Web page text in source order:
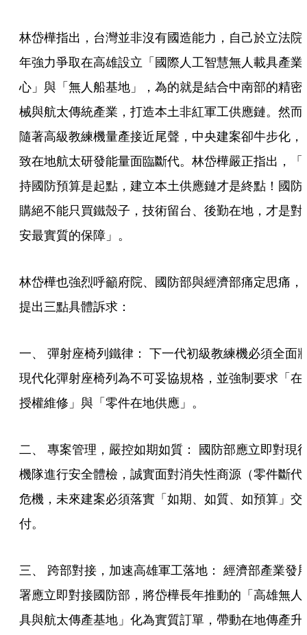
林岱樺指出，台灣並非沒有國造能力，自己於立法院
年強力爭取在高雄設立「國際人工智慧無人載具產業
心」與「無人船基地」，為的就是結合中南部的精密
械與航太傳統產業，打造本土非紅軍工供應鏈。然而
隨著高級教練機量產接近尾聲，中央建案卻牛步化，
致在地航太研發能量面臨斷代。林岱樺嚴正指出，「
持國防預算是起點，建立本土供應鏈才是終點！國防
購絕不能只買鐵殼子，技術留台、後勤在地，才是對
安最實質的保障」。
林岱樺也強烈呼籲府院、國防部與經濟部痛定思痛，
提出三點具體訴求：
一、 彈射座椅列鐵律： 下一代初級教練機必須全面
現代化彈射座椅列為不可妥協規格，並強制要求「在
授權維修」與「零件在地供應」。
二、 專案管理，嚴控如期如質： 國防部應立即對現
機隊進行安全體檢，誠實面對消失性商源（零件斷代
危機，未來建案必須落實「如期、如質、如預算」交
付。
三、 跨部對接，加速高雄軍工落地： 經濟部產業發
署應立即對接國防部，將岱樺長年推動的「高雄無人
具與航太傳產基地」化為實質訂單，帶動在地傳產升